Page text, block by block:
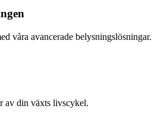
våra avancerade belysningslösningar.
av din växts livscykel.